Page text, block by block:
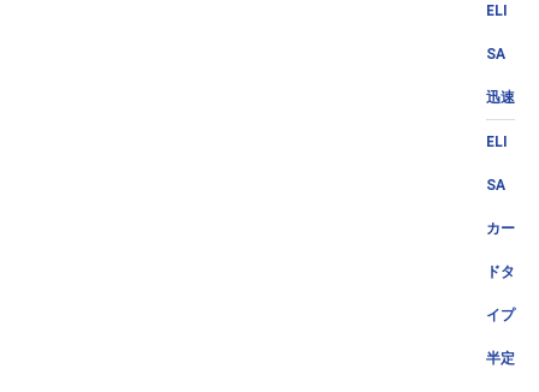
ELI
SA
迅速
ELI
SA
カー
ドタ
イプ
半定